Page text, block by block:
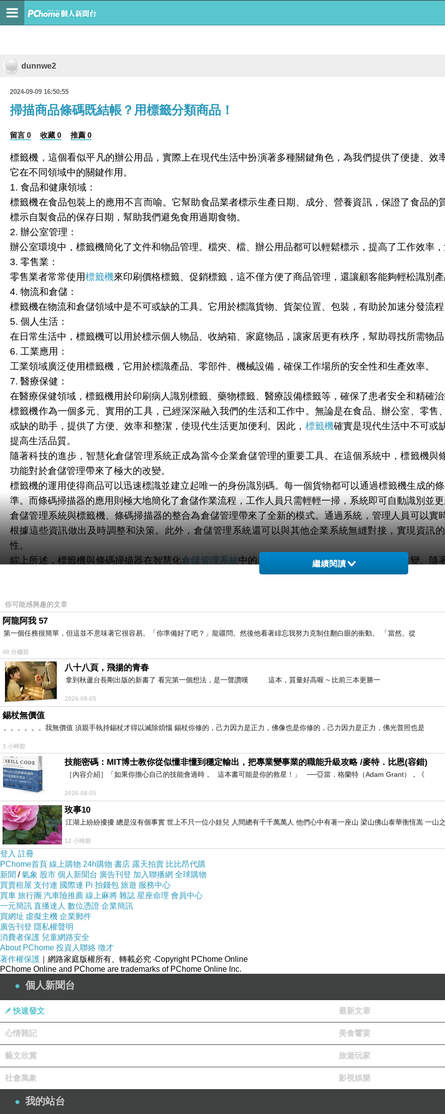
dunnwe2
2024-09-09 16:50:55
掃描商品條碼既結帳？用標籤分類商品！
留言 0 收藏 0 推薦 0
標籤機，這個看似平凡的辦公用品，實際上在現代生活中扮演著多種關鍵角色，為我們提供了便捷、效
它在不同領域中的關鍵作用。
1. 食品和健康領域：
標籤機在食品包裝上的應用不言而喻。它幫助食品業者標示生產日期、成分、營養資訊，保證了食品
標示自製食品的保存日期，幫助我們避免食用過期食物。
2. 辦公室管理：
辦公室環境中，標籤機簡化了文件和物品管理。檔夾、檔、辦公用品都可以輕鬆標示，提高了工作效率，
3. 零售業：
零售業者常常使用標籤機來印刷價格標籤、促銷標籤，這不僅方便了商品管理，還讓顧客能夠輕松識別產
4. 物流和倉儲：
標籤機在物流和倉儲領域中是不可或缺的工具。它用於標識貨物、貨架位置、包裝，有助於加速分發流程
5. 個人生活：
在日常生活中，標籤機可以用於標示個人物品、收納箱、家庭物品，讓家居更有秩序，幫助尋找所需物品
6. 工業應用：
工業領域廣泛使用標籤機，它用於標識產品、零部件、機械設備，確保工作場所的安全性和生產效率。
7. 醫療保健：
在醫療保健領域，標籤機用於印刷病人識別標籤、藥物標籤、醫療設備標籤等，確保了患者安全和精確治
標籤機作為一個多元、實用的工具，已經深深融入我們的生活和工作中。無論是在食品、辦公室、零
或缺的助手，提供了方便、效率和整潔，使現代生活更加便利。因此， 標籤機確實是現代生活中不可或
提高生活品質。
隨著科技的進步，智慧化倉儲管理系統正成為當今企業倉儲管理的重要工具。在這個系統中，標籤機
功能對於倉儲管理帶來了極大的改變。
標籤機的運用使得商品可以迅速標識並建立起唯一的身份識別碼。每一個貨物都可以通過標籤機生成的
準。而條碼掃描器的應用則極大地簡化了倉儲作業流程，工作人員只需輕輕一掃，系統即可自動識別並
倉儲管理系統與標籤機、條碼掃描器的整合為倉儲管理帶來了全新的模式。通過系統，管理人員可以實
根據這些資訊做出及時調整和決策。此外，倉儲管理系統還可以與其他企業系統無縫對接，實現資訊
性。
綜上所述，標籤機與條碼掃描器在智慧化倉儲管理系統中的應用對於倉儲管理帶來了革命性的改變。
常廣泛，從零售行業到物流、製造業等各個領域都有著重要的地位和作用。
在零售行業中，條碼掃描器被廣泛用於收銀機上。顧客在結賬時，只需將商品的條碼放在掃描器前，系
了結賬效率。同時，條碼掃描器還能幫助商家實現庫存管理、商品追蹤等功能，有助於優化庫存結構，提
在物流行業中，條碼掃描器則扮演著跟蹤和管理貨物的重要角色。在倉庫操作過程中，工作人員可以通
的快速分類、存儲和分配。同時，在運輸過程中，司機和物流人員也可以通過條碼掃描器對貨物進行跟
在製造業中，條碼掃描器被廣泛應用於生產線上。工廠可以通過條碼掃描器對原材料和成品進行標識，
還可以幫助企業實現生產計劃的調整和優化，提高生產效率和產品質量。
總的來說，條碼掃描器作為一種重要的商業利器，在數字化時代發揮著越來越重要的作用。它不僅提
商機和競爭優勢。隨著技術的不斷發展和應用，條碼掃描器將在商業領域中發揮越來越大的作用。
上一篇：設備購買，輔助必備？智慧標籤機配合結帳！快速又方便！
下一篇：產品結帳更快更方便？標籤！便利生活！
繼續閱讀
你可能感興趣的文章
阿龍阿我 57
第一個任務很簡單，但這並不意味著它很容易。「你準備好了吧？」龍疆問。然後他看著緋忘我努力克制住翻白眼的衝動。 「當然。從
48 分鐘前
八十八頁，飛揚的青春
拿到秋蘆台長剛出版的新書了 看完第一個想法，是一聲讚嘆 這本，質量好高喔 ~ 比前三本更勝一
2026-08-05
錫杖無價值
。。。。。。我無價值 須親手執持錫杖才得以滅除煩惱 錫杖你修的，己力因力是正力，佛像也是你修的，己力因力是正力，佛光普照也是
3 小時前
技能密碼：MIT博士教你從似懂非懂到穩定輸出，把專業變事業的職能升級攻略 /麥特．比恩(容錯)
［內容介紹］「如果你擔心自己的技能會過時， 這本書可能是你的救星！」 ──亞當．格蘭特（Adam Grant），《
2026-08-05
玫事10
江湖上紛紛擾擾 總是沒有個事實 世上不只一位小娃兒 人間總有千千萬萬人 他們心中有著一座山 梁山佛山泰華衡恆嵩 一山
12 小時前
登入 註冊
PChome首頁 線上購物 24h購物 書店 露天拍賣 比比昂代購
新聞 /氣象 股市 個人新聞台 廣告刊登 加入聯播網 全球購物
買賣租屋 支付連 國際連 Pi 拍錢包 旅遊 服務中心
買車 旅行團 汽車險推薦 線上麻將 雜誌 星座命理 會員中心
一元簡訊 直播達人 數位憑證 企業簡訊
買網址 虛擬主機 企業郵件
廣告刊登 隱私權聲明
消費者保護 兒童網路安全
About PChome 投資人聯絡 徵才
著作權保護 ｜網路家庭版權所有、轉載必究 ‧Copyright PChome Online
PChome Online and PChome are trademarks of PChome Online Inc.
個人新聞台
快速發文 最新文章
心情雜記 美食饗宴
藝文欣賞 旅遊玩家
社會萬象 影視娛樂
我的站台